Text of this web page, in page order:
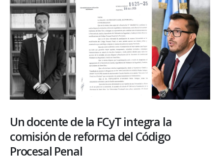
Un docente de la FCyT integra la
comisión de reforma del Código
Procesal Penal